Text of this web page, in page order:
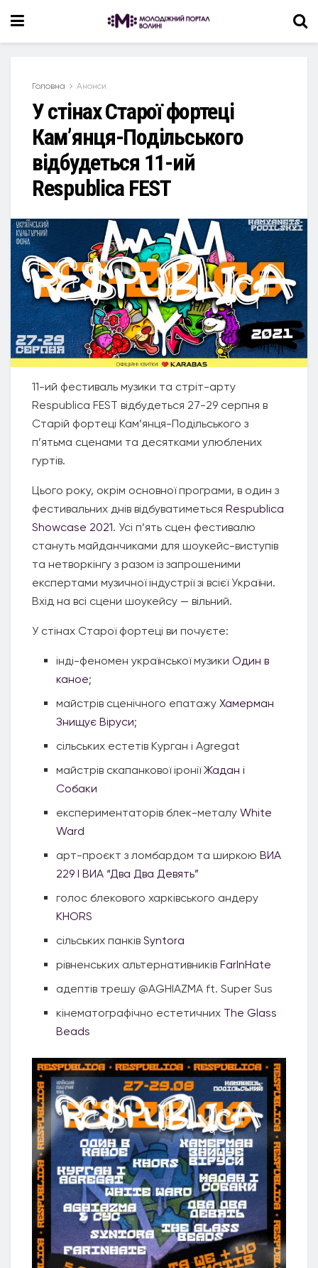
Головна Анонси
У стінах Старої фортеці
Кам’янця-Подільського
відбудеться 11-ий
Respublica FEST
11-ий фестиваль музики та стріт-арту
Respublica FEST відбудеться 27-29 серпня в
Старій фортеці Кам’янця-Подільського з
п’ятьма сценами та десятками улюблених
гуртів.
Цього року, окрім основної програми, в один з
фестивальних днів відбуватиметься Respublica
Showcase 2021. Усі п’ять сцен фестивалю
стануть майданчиками для шоукейс-виступів
та нетворкінгу з разом із запрошеними
експертами музичної індустрії зі всієї України.
Вхід на всі сцени шоукейсу — вільний.
У стінах Старої фортеці ви почуєте:
інді-феномен української музикиОдин в
каное;
майстрів сценічного епатажуХамерман
Знищує Віруси;
сільських естетів Курган і Agregat
майстрів скапанкової іроніїЖадан і
Собаки
експериментаторів блек-металуWhite
Ward
арт-проєкт з ломбардом та ширкоюВИА
229 I ВИА “Два Два Девять”
голос блекового харківського андеру
KHORS
сільських панківSyntora
рівненських альтернативниківFarInHate
адептів трешу @AGHIAZMA ft. Super Sus
кінематографічно естетичних The Glass
Beads